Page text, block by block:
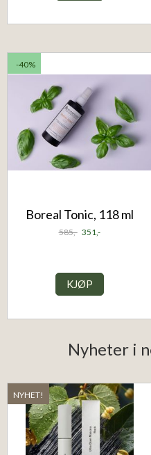
-40%
Boreal Tonic, 118 ml
585,- 351,-
KJØP
Nyheter i
NYHET!